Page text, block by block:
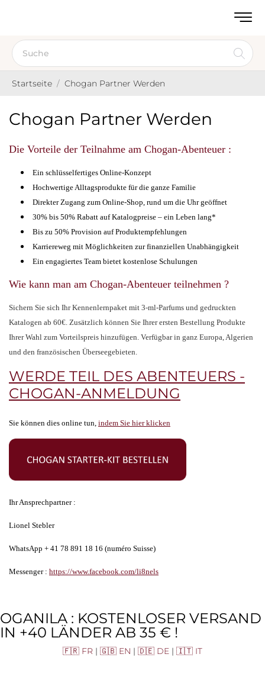
Startseite Chogan Partner Werden
Chogan Partner Werden
Die Vorteile der Teilnahme am Chogan-Abenteuer :
Ein schlüsselfertiges Online-Konzept
Hochwertige Alltagsprodukte für die ganze Familie
Direkter Zugang zum Online-Shop, rund um die Uhr geöffnet
30% bis 50% Rabatt auf Katalogpreise – ein Leben lang*
Bis zu 50% Provision auf Produktempfehlungen
Karriereweg mit Möglichkeiten zur finanziellen Unabhängigkeit
Ein engagiertes Team bietet kostenlose Schulungen
Wie kann man am Chogan-Abenteuer teilnehmen ?
Sichern Sie sich Ihr Kennenlernpaket mit 3-ml-Parfums und gedruckten
Katalogen ab 60€. Zusätzlich können Sie Ihrer ersten Bestellung Produkte
Ihrer Wahl zum Vorteilspreis hinzufügen. Verfügbar in ganz Europa, Algerien
und den französischen Überseegebieten.
WERDE TEIL DES ABENTEUERS -
CHOGAN-ANMELDUNG
Sie können dies online tun, indem Sie hier klicken
Ihr Ansprechpartner :
Lionel Stebler
WhatsApp + 41 78 891 18 16 (numéro Suisse)
Messenger : https://www.facebook.com/li8nels
OGANILA : KOSTENLOSER VERSAND
IN +40 LÄNDER AB 35 € !
🇫🇷 FR | 🇬🇧 EN | 🇩🇪 DE | 🇮🇹 IT